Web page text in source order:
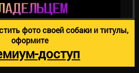
фото своей собаки и титулы,
оформите
доступ